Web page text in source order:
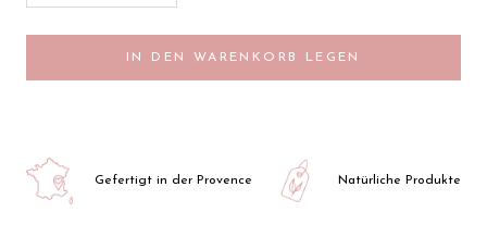
IN DEN WARENKORB LEGEN
Gefertigt in der Provence Natürliche Produkte